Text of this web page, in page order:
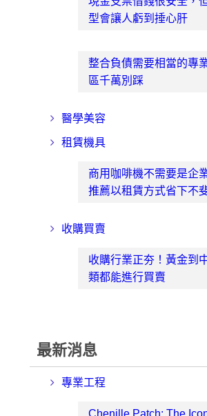
型會讓人虧到捶心肝
整合負債需要相當的專
區千萬別踩
醫學美容
租賃機具
商用咖啡機不需要是企
推薦以租賃方式省下不
收購買賣
收購行業正夯！黃金到
類都能進行買賣
最新消息
專業工程